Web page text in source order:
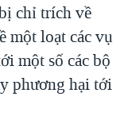
chỉ trích về
một loạt các vụ
một số các bộ
phương hại tới